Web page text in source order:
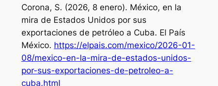
Corona, S. (2026, 8 enero). México, en la
mira de Estados Unidos por sus
exportaciones de petróleo a Cuba. El País
México. https://elpais.com/mexico/2026-01-
08/mexico-en-la-mira-de-estados-unidos-
por-sus-exportaciones-de-petroleo-a-
cuba.html